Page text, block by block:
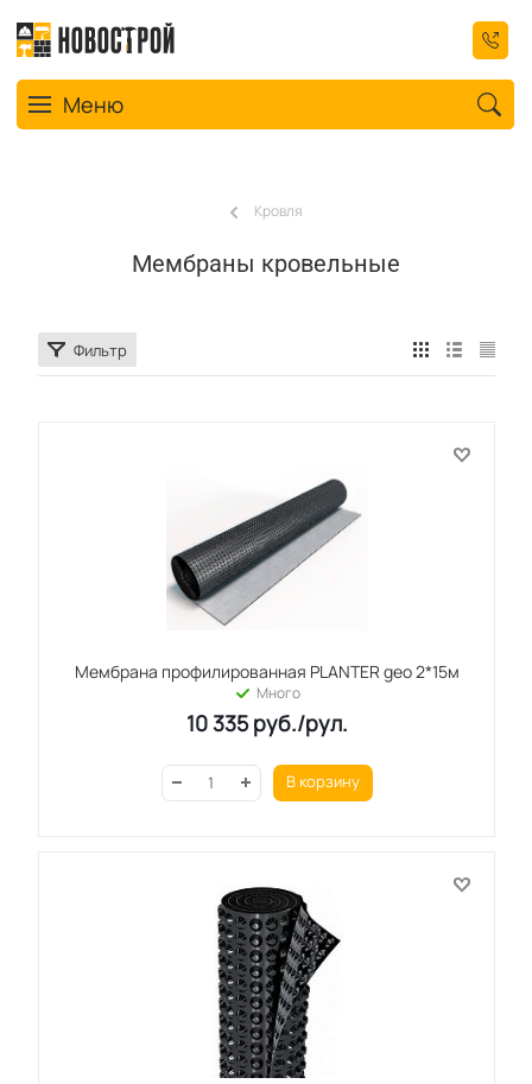
Toggle navigation
Меню
Кровля
Мембраны кровельные
Фильтр
Мембрана профилированная PLANTER geo 2*15м
Много
10 335руб./рул.
В корзину